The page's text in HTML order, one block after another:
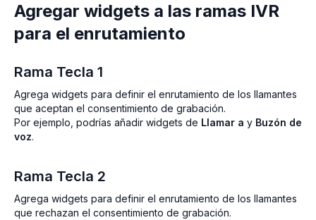
Agregar widgets a las ramas IVR
para el enrutamiento
Rama Tecla 1
Agrega widgets para definir el enrutamiento de los llamantes
que aceptan el consentimiento de grabación.
Por ejemplo, podrías añadir widgets de Llamar a y Buzón de
voz.
Rama Tecla 2
Agrega widgets para definir el enrutamiento de los llamantes
que rechazan el consentimiento de grabación.